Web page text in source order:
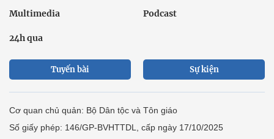
Multimedia Podcast
24h qua
Tuyến bài Sự kiện
Cơ quan chủ quản: Bộ Dân tộc và Tôn giáo
Số giấy phép: 146/GP-BVHTTDL, cấp ngày 17/10/2025